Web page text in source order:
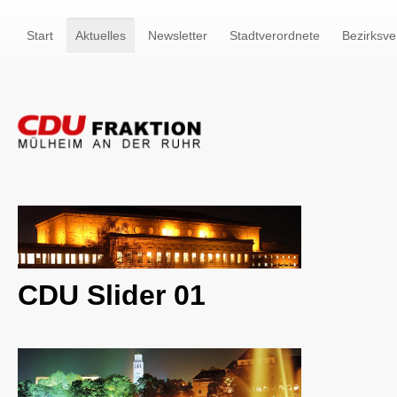
Start Aktuelles Newsletter Stadtverordnete
CDU Slider 01